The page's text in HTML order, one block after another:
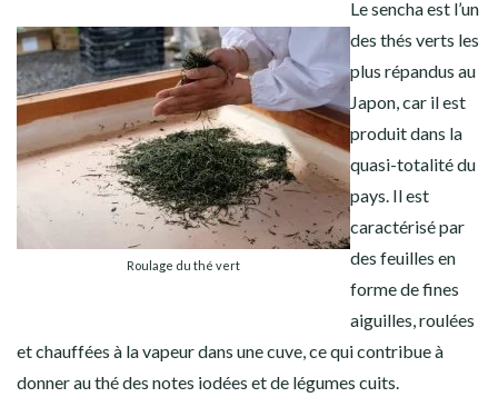
Roulage du thé vert
Lesenchaest l’un
des thés verts les
plus répandus au
Japon, car il est
produit dans la
quasi-totalité du
pays. Il est
caractérisé par
des feuilles en
forme de fines
aiguilles, roulées
et chauffées à la vapeur dans une cuve, ce qui contribue à
donner au thé des notes iodées et de légumes cuits.